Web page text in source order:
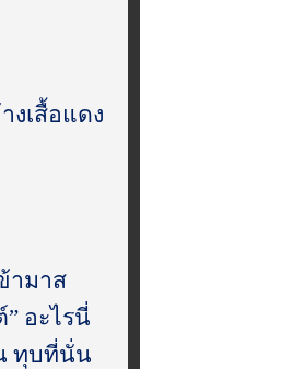
งเสื้อแดง
ามาส
อะไรนี่
ทุบที่นั่น